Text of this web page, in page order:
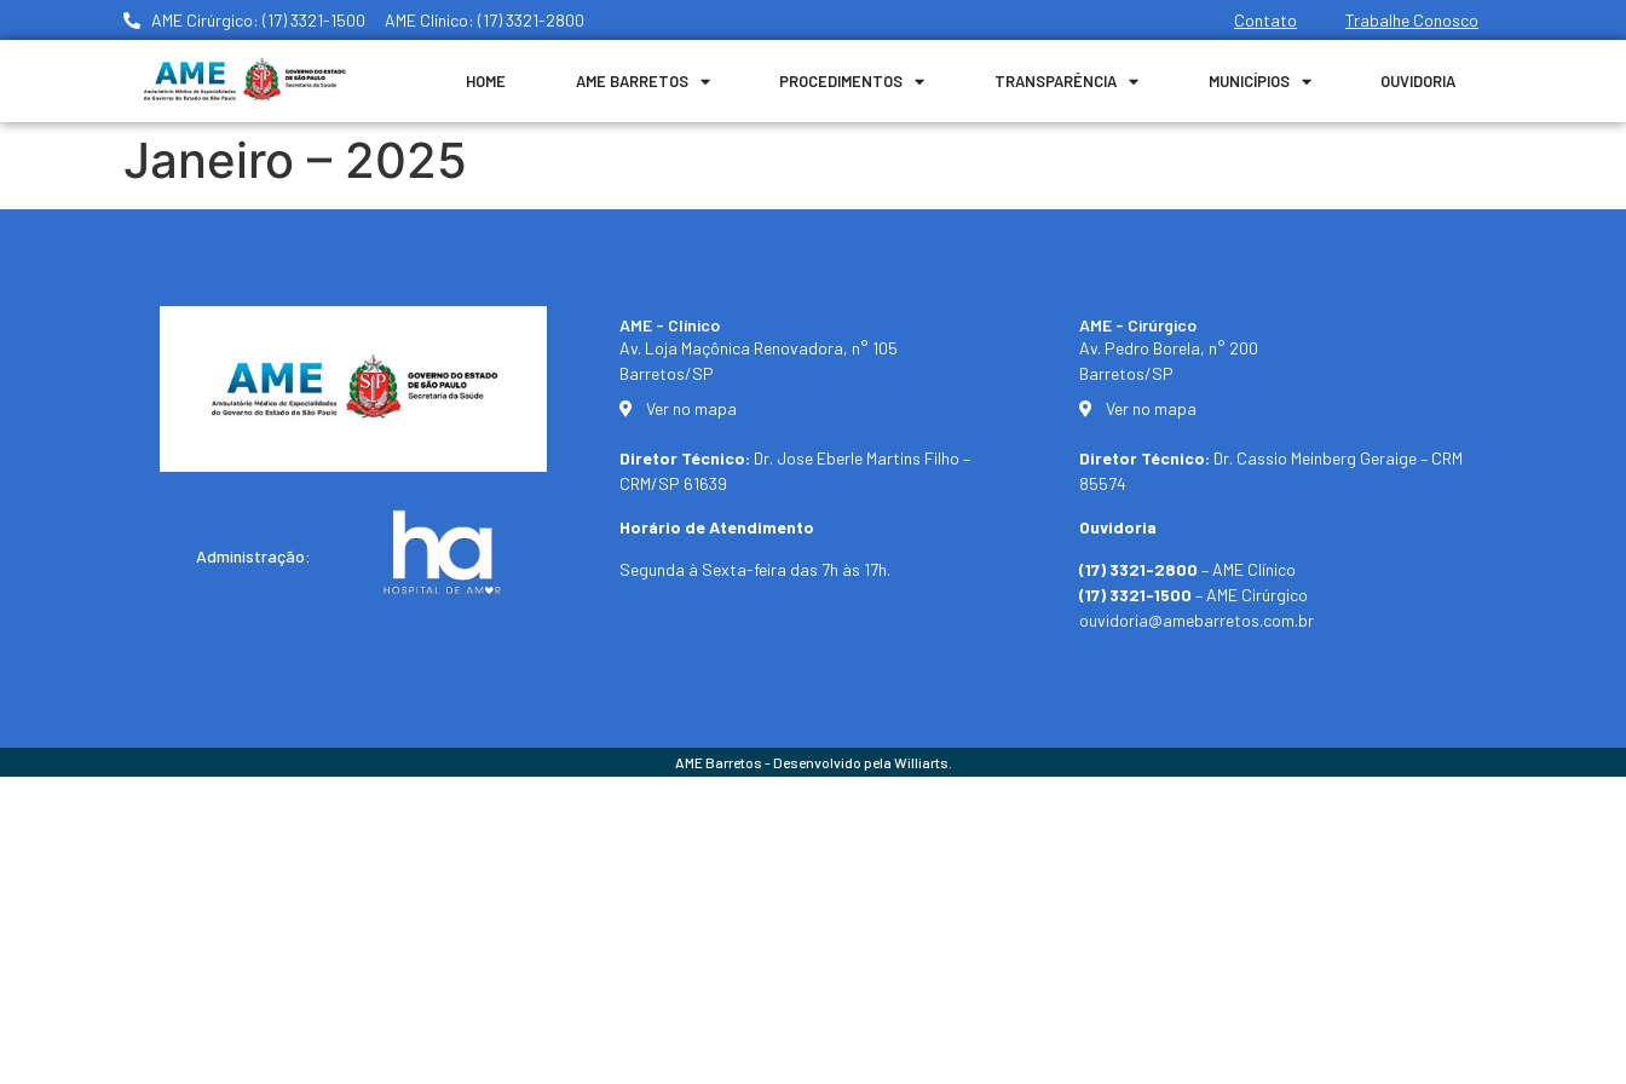
AME Cirúrgico: (17) 3321-1500 AME Clínico: (17) 3321-2800 Contato Trabalhe Conosco
HOME AME BARRETOS PROCEDIMENTOS TRANSPARÊNCIA MUNICÍPIOS OUVIDORIA
Janeiro – 2025
Administração:
AME - Clínico​
Av. Loja Maçônica Renovadora, n° 105
Barretos/SP​
Ver no mapa
Diretor Técnico: Dr. Jose Eberle Martins Filho –
CRM/SP 61639
Horário de Atendimento
Segunda à Sexta-feira das 7h às 17h.
AME - Cirúrgico
Av. Pedro Borela, n° 200
Barretos/SP
Ver no mapa
Diretor Técnico: Dr. Cassio Meinberg Geraige – CRM
85574
Ouvidoria
(17) 3321-2800 – AME Clínico
(17) 3321-1500 – AME Cirúrgico
ouvidoria@amebarretos.com.br
AME Barretos - Desenvolvido pela Williarts.